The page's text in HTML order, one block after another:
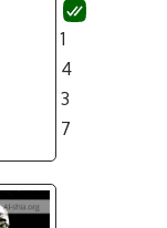
1
4
3
7